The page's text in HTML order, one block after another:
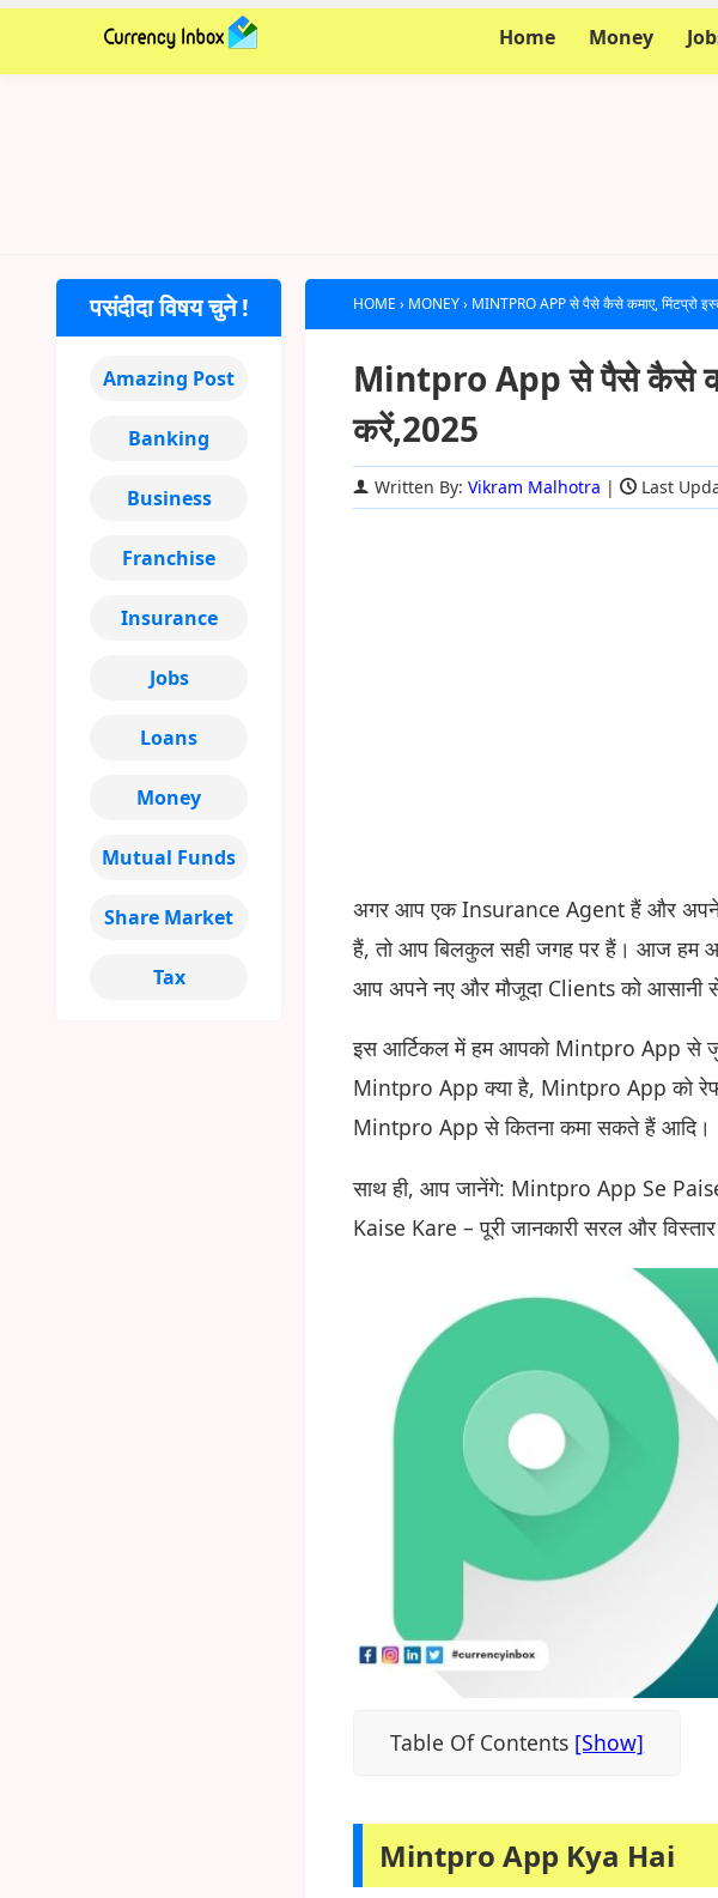
Home Money
HOME › MONEY› MINTPRO APP से पैसे कैसे कमाए, मिंटप्रो
Mintpro App से पैसे कैसे
करें,2025
Written By:Vikram Malhotra | Last
अगर आप एक Insurance Agent हैं और अपने
हैं, तो आप बिलकुल सही जगह पर हैं। आज हम
आप अपने नए और मौजूदा Clients को
इस आर्टिकल में हम आपको Mintpro App से
Mintpro App क्या है, Mintpro App को
Mintpro App से कितना कमा सकते हैं आदि।
साथ ही, आप जानेंगे: Mintpro App Se
Kaise Kare – पूरी जानकारी सरल और
Table Of Contents
Mintpro App Kya Hai
पसंदीदा विषय चुने !
Amazing Post
Banking
Business
Franchise
Insurance
Jobs
Loans
Money
Mutual Funds
Share Market
Tax